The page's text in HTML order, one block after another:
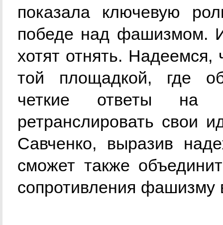
показала ключевую
победе над фашизмом.
хотят отнять.
той площадкой, где
четкие ответы на
ретранслировать свои
Савченко, выразив
сможет также
сопротивления фашизму